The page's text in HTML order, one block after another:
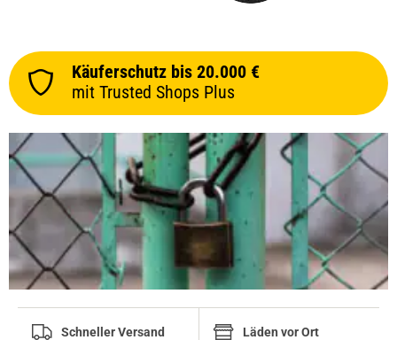
Käuferschutz bis 20.000 €
mit Trusted Shops Plus
Schneller Versand Läden vor Ort